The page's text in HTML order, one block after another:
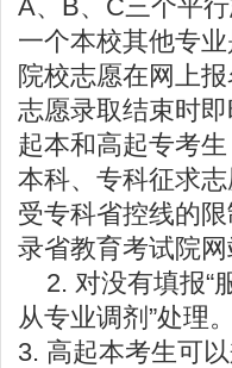
A、B、C三个平
一个本校其他专业
院校志愿在网上
志愿录取结束时
起本和高起专考
本科、专科征求
受专科省控线的
录省教育考试院
2. 对没有填报“
从专业调剂”处理。
3. 高起本考生可